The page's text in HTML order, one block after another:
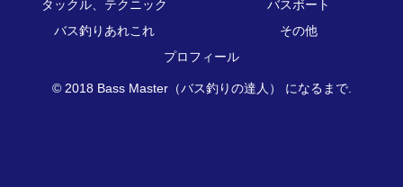
タックル、テクニック
バスボート
バス釣りあれこれ
その他
プロフィール
© 2018 Bass Master（バス釣りの達人） になるまで.